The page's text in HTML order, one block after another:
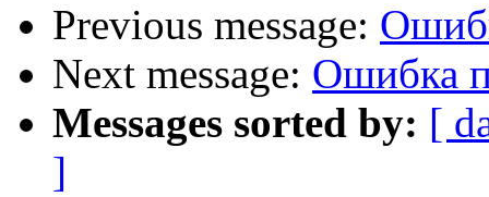
Previous message:
Next message: Ошибка
Messages sorted by: [
]